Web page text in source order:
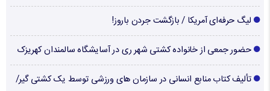
لیگ حرفه‌ای آمریکا / بازگشت جردن باروز!
حضور جمعی از خانواده کشتی شهر ری در آسایشگاه سالمندان کهریزک
تألیف کتاب منابع انسانی در سازمان های ورزشی توسط یک کشتی گیر/